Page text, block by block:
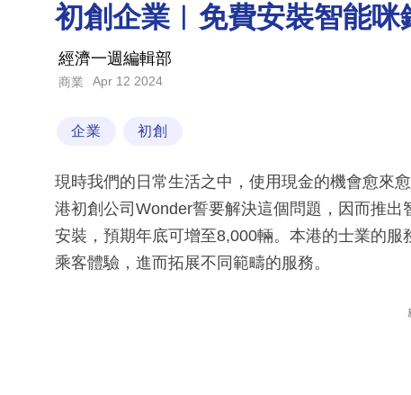
初創企業︳免費安裝智能
經濟一週編輯部
商業 Apr 12 2024
企業 初創
現時我們的日常生活之中，使用現金的機會愈來
港初創公司Wonder誓要解決這個問題，因而推
安裝，預期年底可增至8,000輛。本港的士業的
乘客體驗，進而拓展不同範疇的服務。